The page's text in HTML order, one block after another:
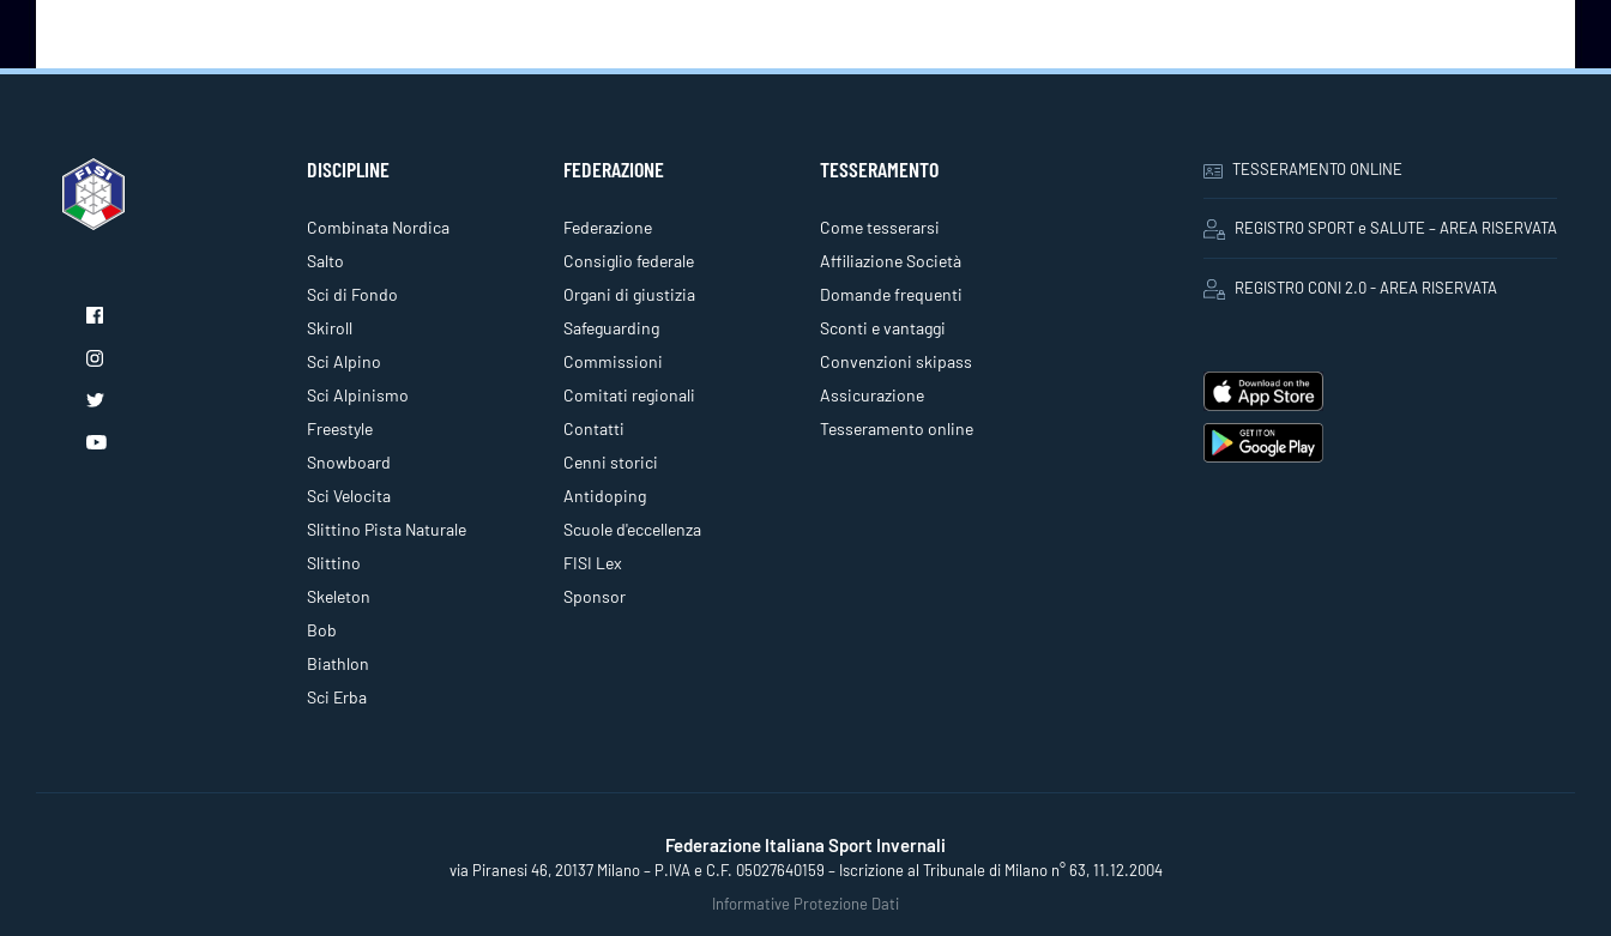
DISCIPLINE
Combinata Nordica
Salto
Sci di Fondo
Skiroll
Sci Alpino
Sci Alpinismo
Freestyle
Snowboard
Sci Velocita
Slittino Pista Naturale
Slittino
Skeleton
Bob
Biathlon
Sci Erba
FEDERAZIONE
Federazione
Consiglio federale
Organi di giustizia
Safeguarding
Commissioni
Comitati regionali
Contatti
Cenni storici
Antidoping
Scuole d'eccellenza
FISI Lex
Sponsor
TESSERAMENTO
Come tesserarsi
Affiliazione Società
Domande frequenti
Sconti e vantaggi
Convenzioni skipass
Assicurazione
Tesseramento online
TESSERAMENTO ONLINE
REGISTRO SPORT e SALUTE – AREA RISERVATA
REGISTRO CONI 2.0 - AREA RISERVATA
Federazione Italiana Sport Invernali
via Piranesi 46, 20137 Milano – P.IVA e C.F. 05027640159 – Iscrizione al Tribunale di Milano n° 63, 11.12.2004
Informative Protezione Dati